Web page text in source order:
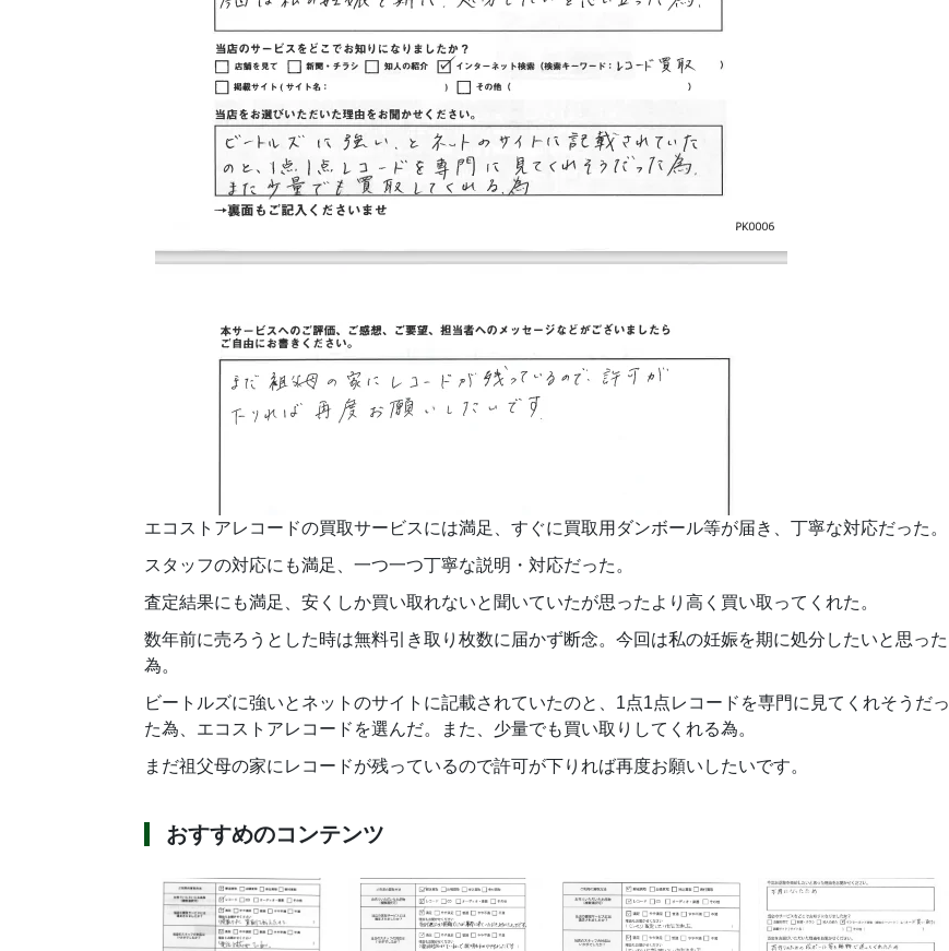
エコストアレコードの買取サービスには満足、すぐに買取用ダンボール等が届き、丁寧な対応だった。
スタッフの対応にも満足、一つ一つ丁寧な説明・対応だった。
査定結果にも満足、安くしか買い取れないと聞いていたが思ったより高く買い取ってくれた。
数年前に売ろうとした時は無料引き取り枚数に届かず断念。今回は私の妊娠を期に処分したいと思った
為。
ビートルズに強いとネットのサイトに記載されていたのと、1点1点レコードを専門に見てくれそうだっ
た為、エコストアレコードを選んだ。また、少量でも買い取りしてくれる為。
まだ祖父母の家にレコードが残っているので許可が下りれば再度お願いしたいです。
おすすめのコンテンツ